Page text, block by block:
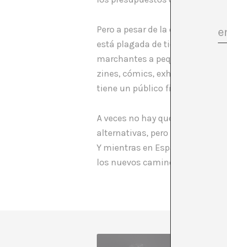
Pero a pesar de la crisis, ideas
está plagada de tiendas que
marchantes a pequeña
zines, cómics, exhibe y vende
tiene un público fiel. Como
A veces no hay que tener sólo
alternativas, pero éstas sólo
Y mientras en España los
los nuevos caminos se hacen